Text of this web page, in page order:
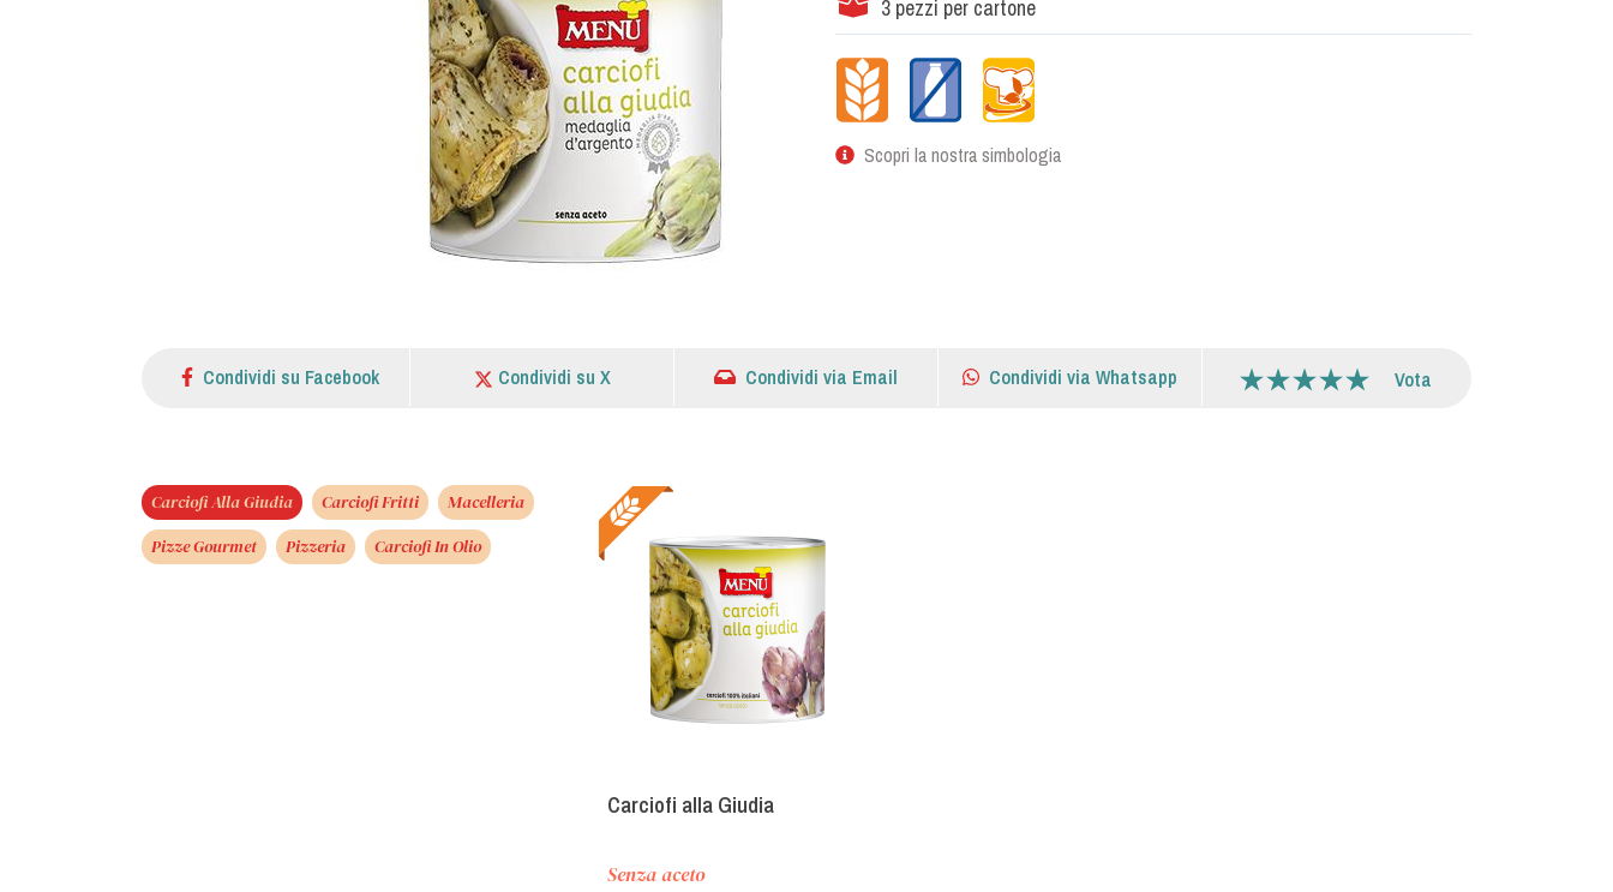
3 pezzi per cartone
Scopri la nostra simbologia
Condividi su Facebook Condividi su X Condividi via Email Condividi via Whatsapp Vota
Carciofi Alla Giudia Carciofi Fritti
Macelleria
Pizze Gourmet
Pizzeria Carciofi In Olio
Carciofi alla Giudia
Senza aceto